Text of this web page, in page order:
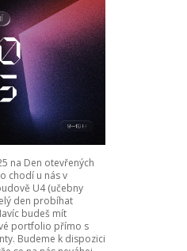
na Den otevřených
chodí u nás v
U4 (učebny
den probíhat
budeš mít
portfolio přímo s
Budeme k dispozici